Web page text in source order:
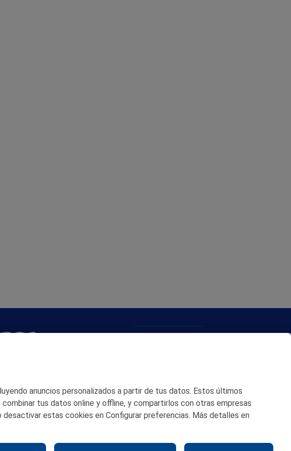
POLITICA DE COOKIES
anuncios personalizados a partir de tus datos. Estos últimos
tus datos online y offline, y compartirlos con otras empresas
estas cookies en Configurar preferencias. Más detalles en